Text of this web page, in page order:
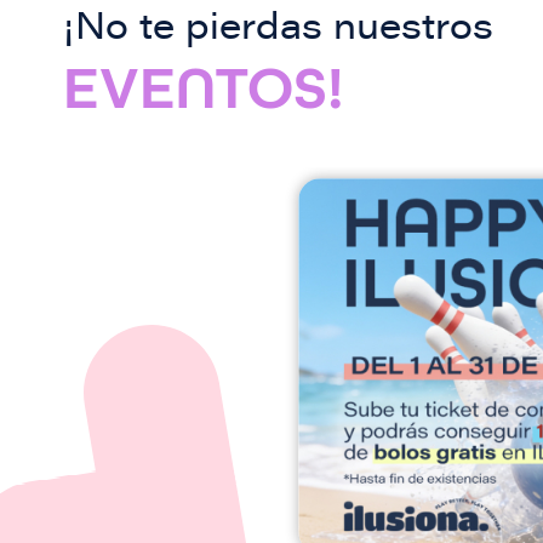
¡No te pierdas nuestros
EVENTOS!
I
g